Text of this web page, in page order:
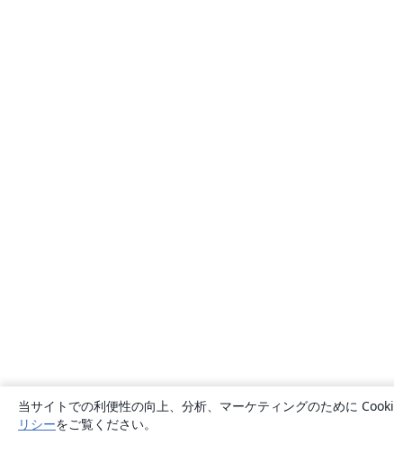
当サイトでの利便性の向上、分析、マーケティングのために
リシーをご覧ください。